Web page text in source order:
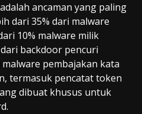
ancaman yang paling
dari 35% dari malware
10% malware milik
backdoor pencuri
pembajakan kata
termasuk pencatat token
dibuat khusus untuk